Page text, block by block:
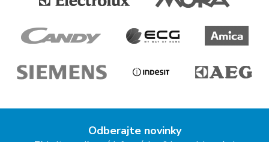
Odberajte novinky